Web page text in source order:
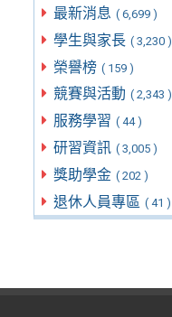
最新消息 ( 6,699 )
學生與家長 ( 3,230 )
榮譽榜 ( 159 )
競賽與活動 ( 2,343 )
服務學習 ( 44 )
研習資訊 ( 3,005 )
獎助學金 ( 202 )
退休人員專區 ( 41 )